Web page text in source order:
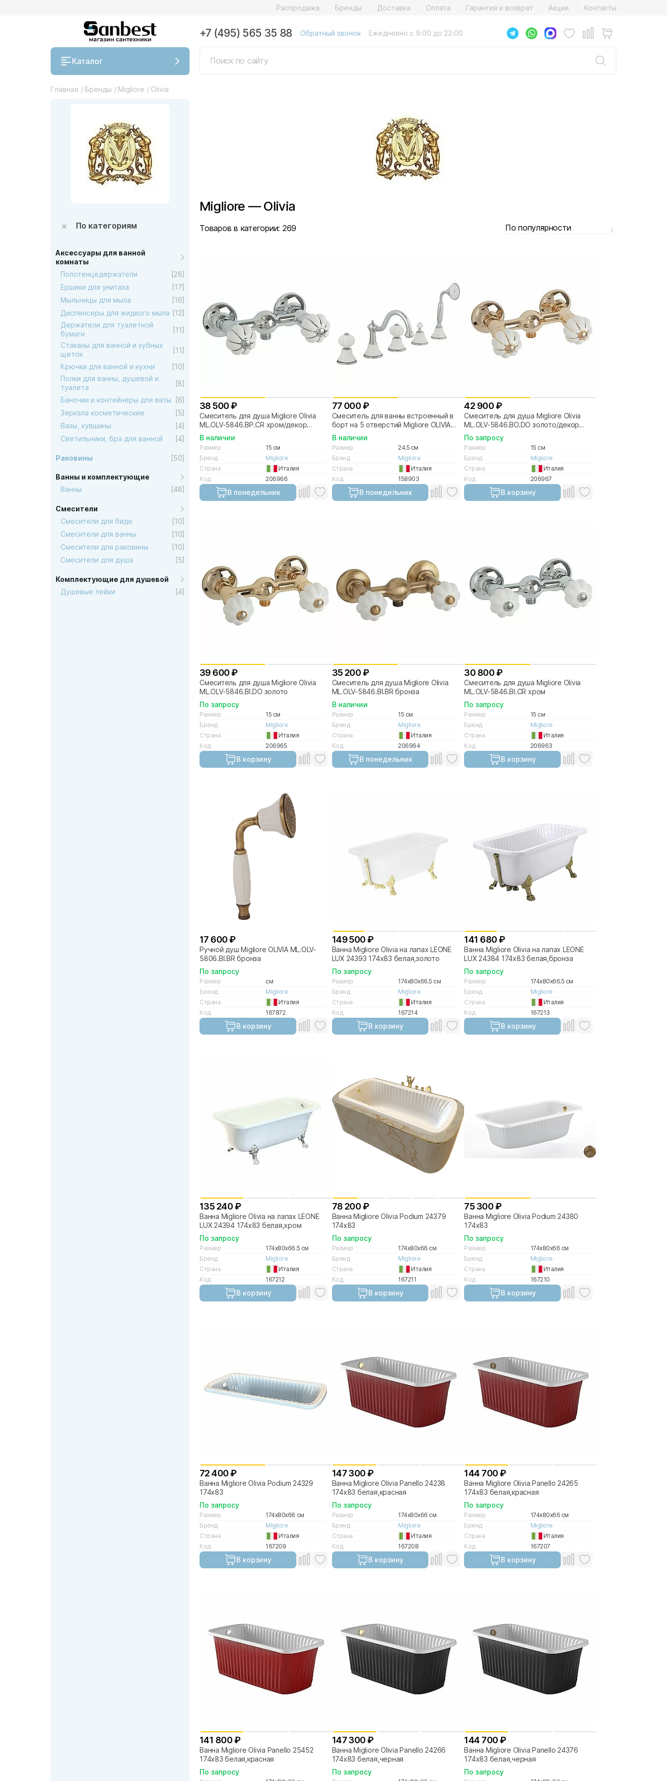
Распродажа Бренды Доставка Оплата Гарантия и возврат Акции Контакты
Каталог
+7 (495) 565 35 88 Обратный звонок Ежедневно с 9:00 до 22:00
Главная / Бренды / Migliore / Olivia
По категориям
Аксессуары для ванной
комнаты
Полотенцедержатели
[28]
Ершики для унитаза
[17]
Мыльницы для мыла
[16]
Диспенсеры для жидкого мыла [12]
Держатели для туалетной
бумаги
[11]
Стаканы для ванной и зубных
щеток
[11]
Крючки для ванной и кухни
[10]
Полки для ванны, душевой и
туалета
[8]
Баночки и контейнеры для ваты
[6]
Зеркала косметические
[5]
Вазы, кувшины
[4]
Светильники, бра для ванной
[4]
Раковины [50]
Ванны и комплектующие
Ванны
[48]
Смесители
Смесители для биде
[10]
Смесители для ванны
[10]
Смесители для раковины
[10]
Смесители для душа
[5]
Комплектующие для душевой
Душевые лейки
[4]
Migliore — Olivia
Товаров в категории: 269 По популярности
38 500 ₽
Смеситель для душа Migliore Olivia
ML.OLV-5846.BP.CR хром/декор
платина
В наличии
Размер
15 см
Бренд
Migliore
Страна
Италия
Код
206966
В понедельник
77 000 ₽
Смеситель для ванны встроенный в
борт на 5 отверстий Migliore OLIVIA
ML.OLV-5880.BI.CR
В наличии
Размер
24.5 см
Бренд
Migliore
Страна
Италия
Код
158903
В понедельник
42 900 ₽
Смеситель для душа Migliore Olivia
ML.OLV-5846.BO.DO золото/декор
золото
По запросу
Размер
15 см
Бренд
Migliore
Страна
Италия
Код
206967
В корзину
39 600 ₽
Смеситель для душа Migliore Olivia
ML.OLV-5846.BI.DO золото
По запросу
Размер
15 см
Бренд
Migliore
Страна
Италия
Код
206965
В корзину
35 200 ₽
Смеситель для душа Migliore Olivia
ML.OLV-5846.BI.BR бронза
В наличии
Размер
15 см
Бренд
Migliore
Страна
Италия
Код
206964
В понедельник
30 800 ₽
Смеситель для душа Migliore Olivia
ML.OLV-5846.BI.CR хром
По запросу
Размер
15 см
Бренд
Migliore
Страна
Италия
Код
206963
В корзину
17 600 ₽
Ручной душ Migliore OLIVIA ML.OLV-
5806.BI.BR бронза
По запросу
Размер
см
Бренд
Migliore
Страна
Италия
Код
167872
В корзину
149 500 ₽
Ванна Migliore Olivia на лапах LEONE
LUX 24393 174х83 белая,золото
По запросу
Размер
174x80x66.5 см
Бренд
Migliore
Страна
Италия
Код
167214
В корзину
141 680 ₽
Ванна Migliore Olivia на лапах LEONE
LUX 24384 174х83 белая,бронза
По запросу
Размер
174x80x66.5 см
Бренд
Migliore
Страна
Италия
Код
167213
В корзину
135 240 ₽
Ванна Migliore Olivia на лапах LEONE
LUX 24394 174х83 белая,хром
По запросу
Размер
174x80x66.5 см
Бренд
Migliore
Страна
Италия
Код
167212
В корзину
78 200 ₽
Ванна Migliore Olivia Podium 24379
174х83
По запросу
Размер
174x80x66 см
Бренд
Migliore
Страна
Италия
Код
167211
В корзину
75 300 ₽
Ванна Migliore Olivia Podium 24380
174х83
По запросу
Размер
174x80x66 см
Бренд
Migliore
Страна
Италия
Код
167210
В корзину
72 400 ₽
Ванна Migliore Olivia Podium 24329
174х83
По запросу
Размер
174x80x66 см
Бренд
Migliore
Страна
Италия
Код
167209
В корзину
147 300 ₽
Ванна Migliore Olivia Panello 24238
174х83 белая,красная
По запросу
Размер
174x80x66 см
Бренд
Migliore
Страна
Италия
Код
167208
В корзину
144 700 ₽
Ванна Migliore Olivia Panello 24265
174х83 белая,красная
По запросу
Размер
174x80x66 см
Бренд
Migliore
Страна
Италия
Код
167207
В корзину
141 800 ₽
Ванна Migliore Olivia Panello 25452
174х83 белая,красная
По запросу
147 300 ₽
Ванна Migliore Olivia Panello 24266
174х83 белая,черная
По запросу
144 700 ₽
Ванна Migliore Olivia Panello 24376
174х83 белая,черная
По запросу